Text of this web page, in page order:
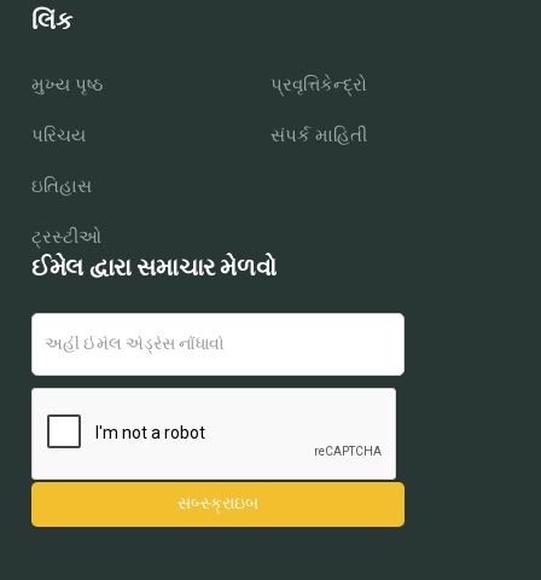
લિંક
મુખ્ય પૃષ્ઠ
પરિચય
ઇતિહાસ
ટ્રસ્ટીઓ
પ્રવૃત્તિકેન્દ્રો
સંપર્ક માહિતી
ઈમેલ દ્વારા સમાચાર મેળવો